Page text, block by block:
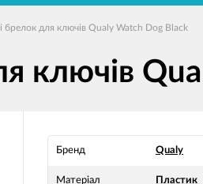
брелок для ключів Qualy Watch Dog Black
ключів
Бренд Qualy
Матеріал Пластик